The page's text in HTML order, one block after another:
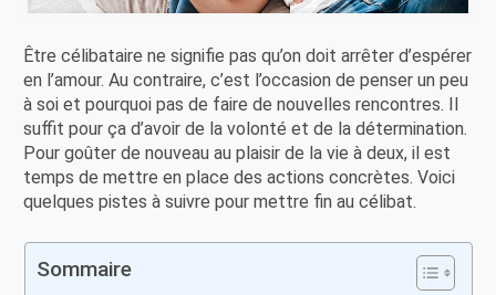
Être célibataire ne signifie pas qu’on doit arrêter d’espérer
en l’amour. Au contraire, c’est l’occasion de penser un peu
à soi et pourquoi pas de faire de nouvelles rencontres. Il
suffit pour ça d’avoir de la volonté et de la détermination.
Pour goûter de nouveau au plaisir de la vie à deux, il est
temps de mettre en place des actions concrètes. Voici
quelques pistes à suivre pour mettre fin au célibat.
Sommaire